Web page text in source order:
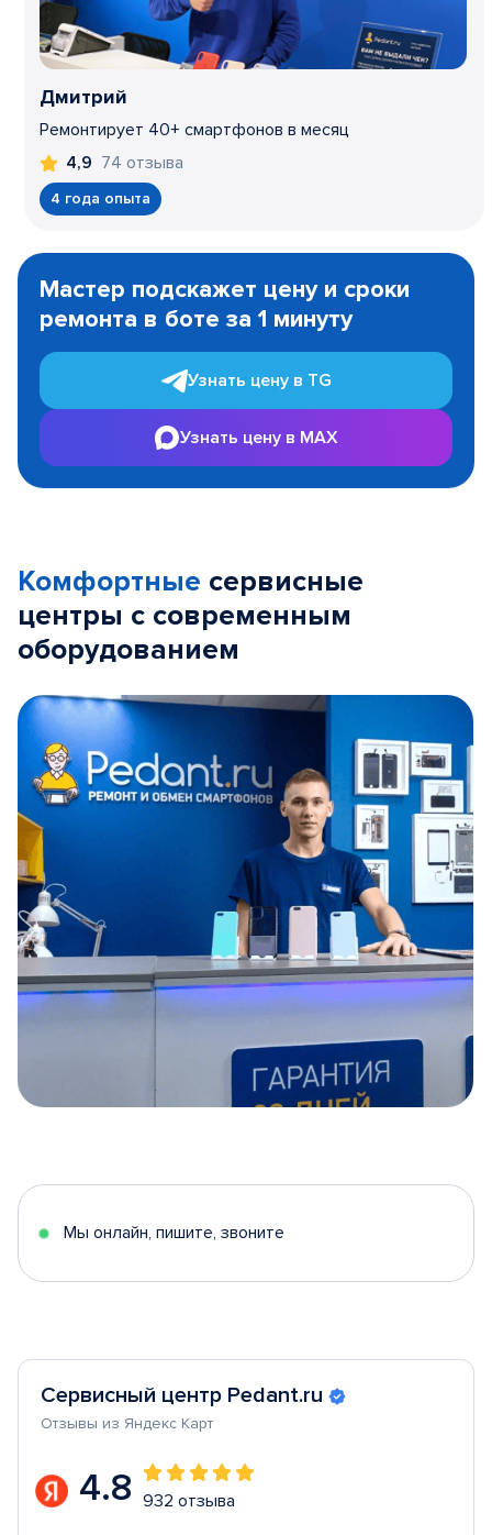
Дмитрий
Ремонтирует 40+ смартфонов в месяц
4,9 74 отзыва
4 года опыта
1
Мастер подскажет цену и сроки
ремонта в боте за 1 минуту
Узнать цену в TG
Узнать цену в MAX
Комфортные сервисные
центры с современным
оборудованием
5
Мы онлайн, пишите, звоните
Сервисный центр Pedant.ru
Отзывы из Яндекс Карт
4.8 932 отзыва